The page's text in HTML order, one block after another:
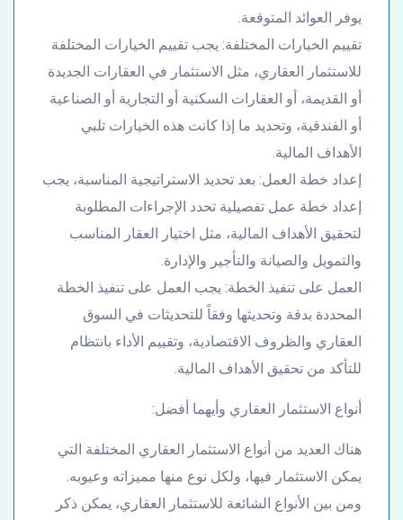
يوفر العوائد المتوقعة.
تقييم الخيارات المختلفة: يجب تقييم الخيارات المختلفة
للاستثمار العقاري، مثل الاستثمار في العقارات الجديدة
أو القديمة، أو العقارات السكنية أو التجارية أو الصناعية
أو الفندقية، وتحديد ما إذا كانت هذه الخيارات تلبي
الأهداف المالية.
إعداد خطة العمل: بعد تحديد الاستراتيجية المناسبة، يجب
إعداد خطة عمل تفصيلية تحدد الإجراءات المطلوبة
لتحقيق الأهداف المالية، مثل اختيار العقار المناسب
والتمويل والصيانة والتأجير والإدارة.
العمل على تنفيذ الخطة: يجب العمل على تنفيذ الخطة
المحددة بدقة وتحديثها وفقاً للتحديثات في السوق
العقاري والظروف الاقتصادية، وتقييم الأداء بانتظام
للتأكد من تحقيق الأهداف المالية.
أنواع الاستثمار العقاري وأيهما أفضل:
هناك العديد من أنواع الاستثمار العقاري المختلفة التي
يمكن الاستثمار فيها، ولكل نوع منها مميزاته وعيوبه.
ومن بين الأنواع الشائعة للاستثمار العقاري، يمكن ذكر